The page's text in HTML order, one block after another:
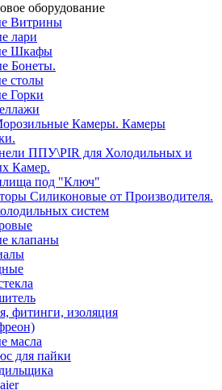
оборудование
Витрины
лари
Шкафы
Бонеты.
столы
Горки
Камеры. Камеры
ППУ\PIR для Холодильных и
Камер.
под "Ключ"
Силиконовые от Производителя.
систем
клапаны
фитинги, изоляция
масла
для пайки